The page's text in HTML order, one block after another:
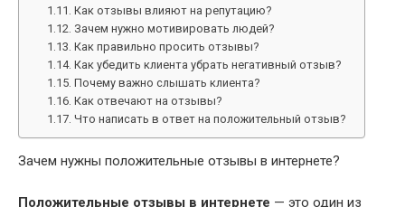
Как отзывы влияют на репутацию?
Зачем нужно мотивировать людей?
Как правильно просить отзывы?
Как убедить клиента убрать негативный отзыв?
Почему важно слышать клиента?
Как отвечают на отзывы?
Что написать в ответ на положительный отзыв?
Зачем нужны положительные отзывы в интернете?
Положительные отзывы в интернете — это один из